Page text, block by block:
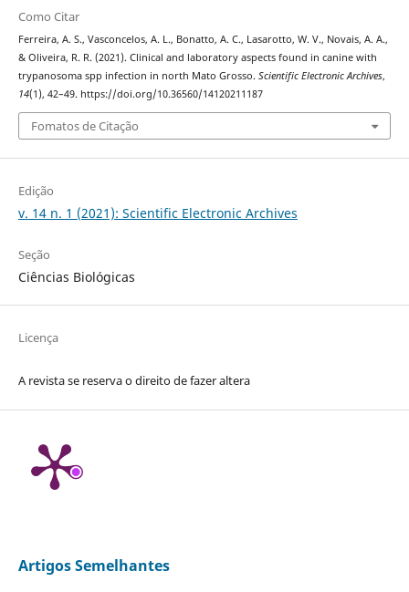
Como Citar
Ferreira, A. S., Vasconcelos, A. L., Bonatto, A. C., Lasarotto, W. V., Novais, A. A.,
& Oliveira, R. R. (2021). Clinical and laboratory aspects found in canine with
trypanosoma spp infection in north Mato Grosso. Scientific Electronic Archives,
14(1), 42–49. https://doi.org/10.36560/14120211187
Fomatos de Citação
Edição
v. 14 n. 1 (2021): Scientific Electronic Archives
Seção
Ciências Biológicas
Licença
A revista se reserva o direito de fazer altera
Artigos Semelhantes